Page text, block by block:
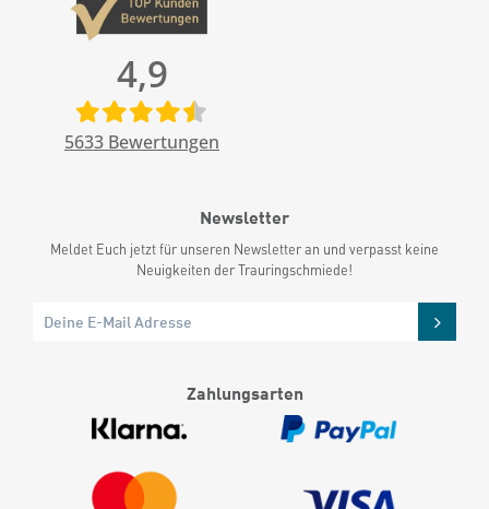
4,9
5633 Bewertungen
Newsletter
Meldet Euch jetzt für unseren Newsletter an und verpasst keine
Neuigkeiten der Trauringschmiede!
Zahlungsarten